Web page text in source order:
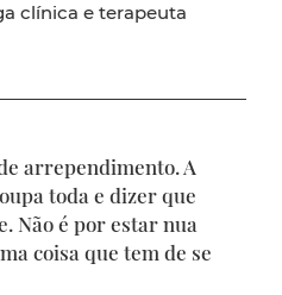
clínica e terapeuta
arrependimento. A
toda e dizer que
Não é por estar nua
coisa que tem de se